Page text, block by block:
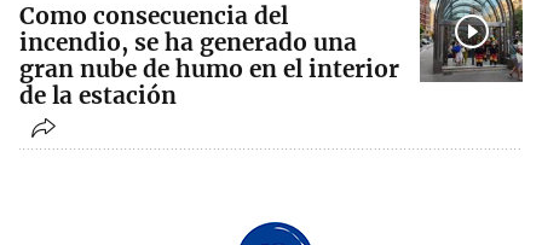
Como consecuencia del
incendio, se ha generado una
gran nube de humo en el interior
de la estación